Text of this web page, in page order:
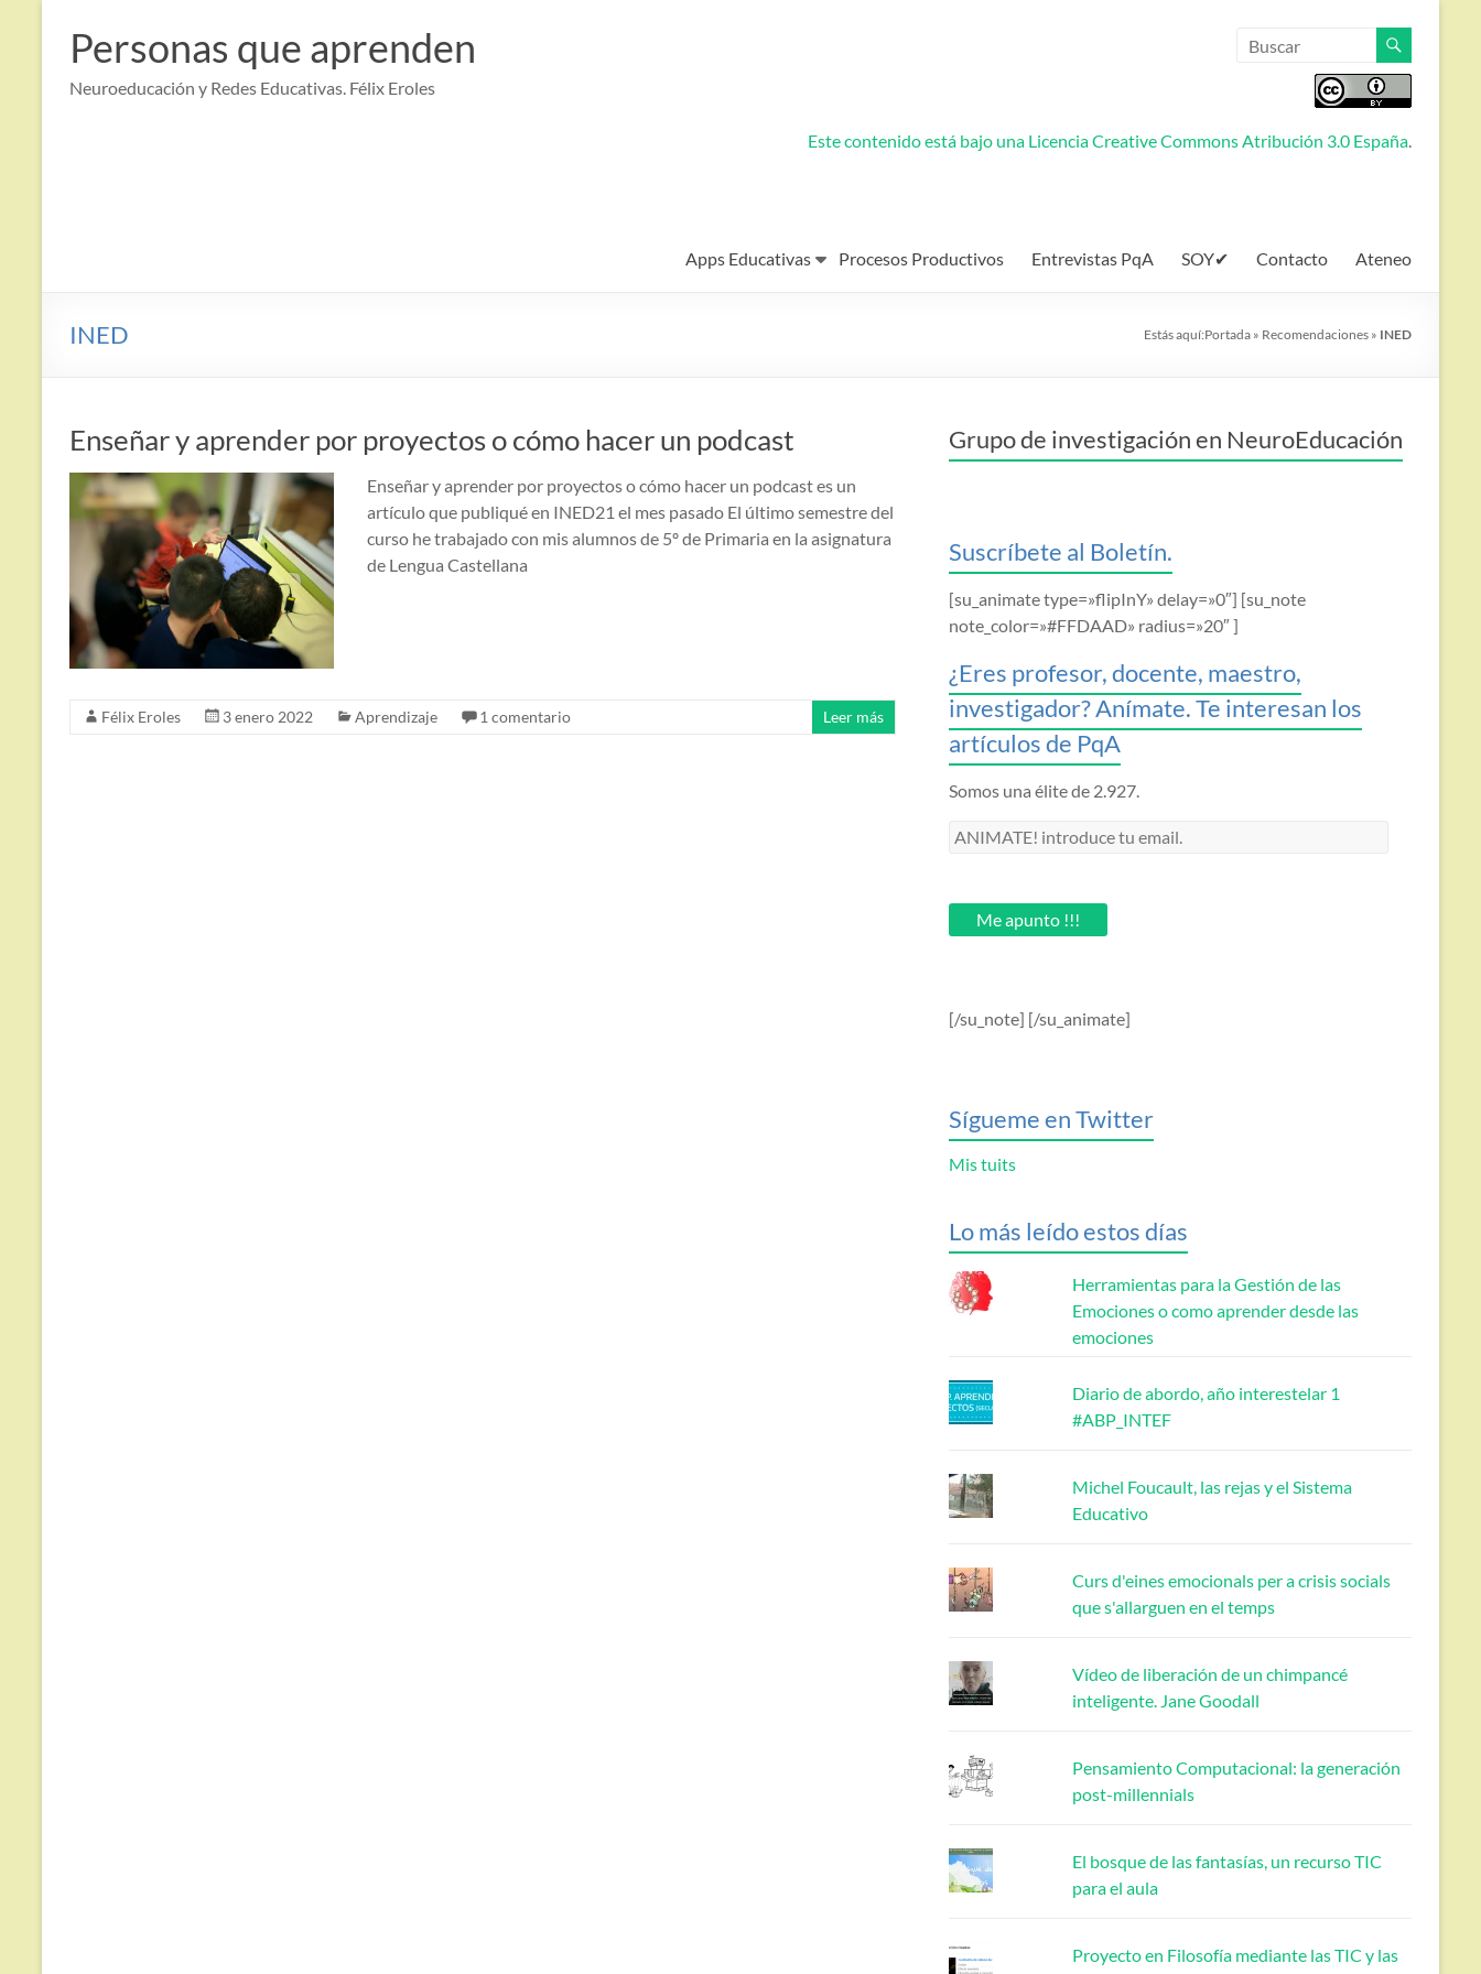
contenido
Personas que aprenden
Neuroeducación y Redes Educativas. Félix Eroles
Este contenido está bajo una Licencia Creative Commons Atribución 3.0 España.
Apps Educativas Procesos Productivos Entrevistas PqA SOY✔ Contacto Ateneo
INED Estás aquí:Portada » Recomendaciones » INED
Enseñar y aprender por proyectos o cómo hacer un podcast
Enseñar y aprender por proyectos o cómo hacer un podcast es un
artículo que publiqué en INED21 el mes pasado El último semestre del
curso he trabajado con mis alumnos de 5º de Primaria en la asignatura
de Lengua Castellana
Félix Eroles 3 enero 2022 Aprendizaje 1 comentario Leer más
Grupo de investigación en NeuroEducación
Suscríbete al Boletín.
[su_animate type=»flipInY» delay=»0″] [su_note
note_color=»#FFDAAD» radius=»20″ ]
¿Eres profesor, docente, maestro,
investigador? Anímate. Te interesan los
artículos de PqA
Somos una élite de 2.927.
ANIMATE!
email.Me apunto !!!
[/su_note] [/su_animate]
Sígueme en Twitter
Mis tuits
Lo más leído estos días
Herramientas para la Gestión de las
Emociones o como aprender desde las
emociones
Diario de abordo, año interestelar 1
#ABP_INTEF
Michel Foucault, las rejas y el Sistema
Educativo
Curs d'eines emocionals per a crisis socials
que s'allarguen en el temps
Vídeo de liberación de un chimpancé
inteligente. Jane Goodall
Pensamiento Computacional: la generación
post-millennials
El bosque de las fantasías, un recurso TIC
para el aula
Proyecto en Filosofía mediante las TIC y las